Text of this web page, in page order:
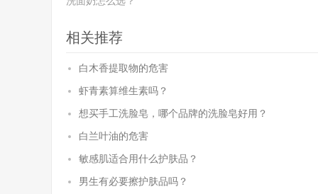
相关推荐
白木香提取物的危害
虾青素算维生素吗？
想买手工洗脸皂，哪个品牌的洗脸皂好用？
白兰叶油的危害
敏感肌适合用什么护肤品？
男生有必要擦护肤品吗？